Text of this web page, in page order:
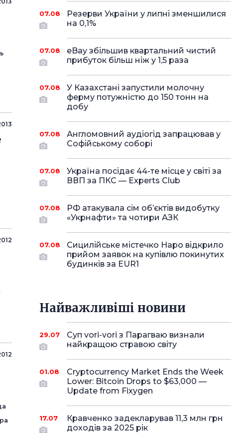
07.08
Резерви України у липні зменшилися
на 0,1%
07.08
eBay збільшив квартальний чистий
прибуток більш ніж у 1,5 раза
07.08
У Казахстані запустили молочну
ферму потужністю до 150 тонн на
добу
07.08
Англомовний аудіогід запрацював у
Софійському соборі
07.08
Україна посідає 44-те місце у світі за
ВВП за ПКС — Experts Club
07.08
РФ атакувала сім об’єктів видобутку
«Укрнафти» та чотири АЗК
07.08
Сицилійське містечко Наро відкрило
прийом заявок на купівлю покинутих
будинків за EUR1
Найважливіші новини
29.07
Суп vori-vori з Парагваю визнали
найкращою стравою світу
01.08
Cryptocurrency Market Ends the Week
Lower: Bitcoin Drops to $63,000 —
Update from Fixygen
17.07
Кравченко задекларував 11,3 млн грн
доходів за 2025 рік